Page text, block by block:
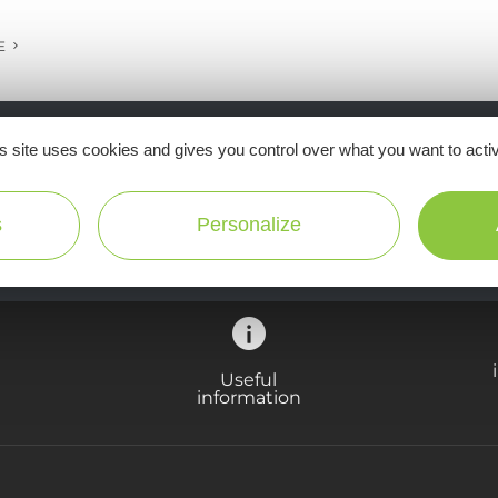
Ne manquez pas notre newsletter mensuelle
inspirer pour profiter pleinement de votre
Useful
information
site uses cookies and gives you control over what you want to
Personalize